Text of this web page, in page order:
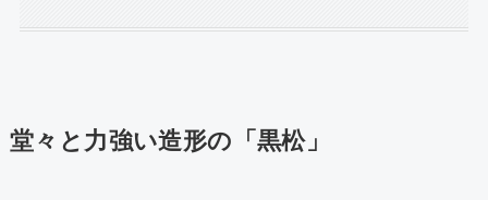
堂々と力強い造形の「黒松」